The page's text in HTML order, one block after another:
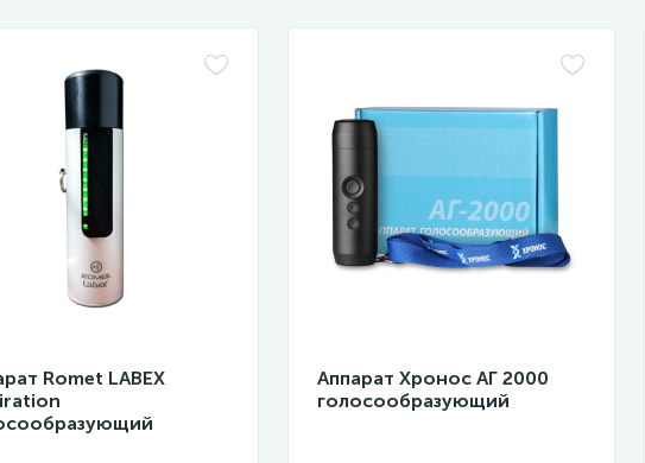
Romet LABEX
Аппарат Хронос АГ 2000
голосообразующий